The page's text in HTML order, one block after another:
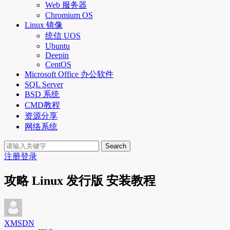
Web 服务器
Chromium OS
Linux 镜像
统信 UOS
Ubuntu
Deepin
CentOS
Microsoft Office 办公软件
SQL Server
BSD 系统
CMD教程
资源分享
网络系统
Search
注册登录
攻略 Linux 发行版 安装教程
XMSDN